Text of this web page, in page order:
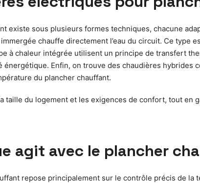
existe sous plusieurs formes techniques, chacune
chauffe directement l’eau du circuit. Ce type
à chaleur intégrée utilisent un principe de transfert
Enfin, on trouve des chaudières hybrides
du plancher chauffant.
du logement et les exigences de confort, tout en
agit avec le plancher
repose principalement sur le contrôle précis de la